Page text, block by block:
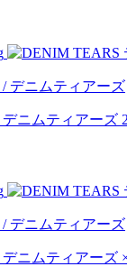
デニムティアーズ
ニムティアーズ
デニムティアーズ
ニムティアーズ